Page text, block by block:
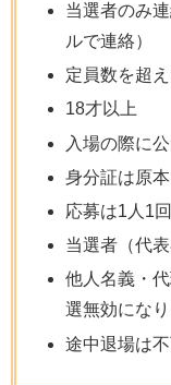
当選者のみ
ルで連絡）
定員数を超
18才以上
入場の際に
身分証は原
応募は1人1
当選者（代
他人名義・
選無効になり
途中退場は